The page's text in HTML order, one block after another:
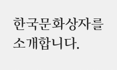
한국문화상자를
소개합니다.